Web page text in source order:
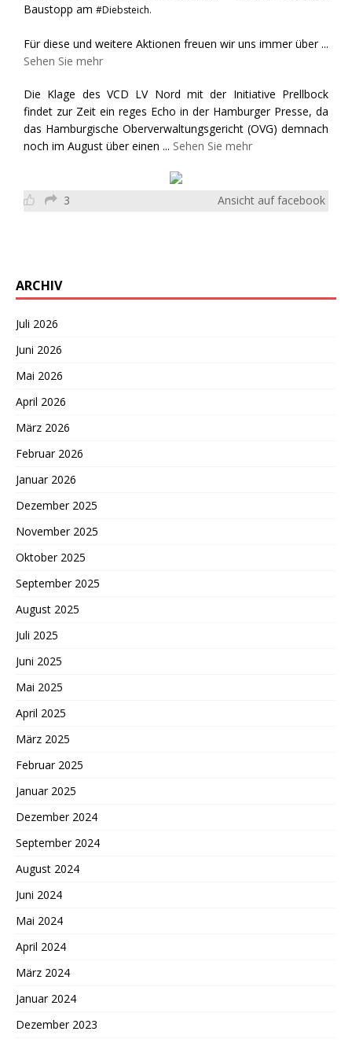
Baustopp am #Diebsteich.
Für diese und weitere Aktionen freuen wir uns immer über ...
Sehen Sie mehr
Die Klage des VCD LV Nord mit der Initiative Prellbock
findet zur Zeit ein reges Echo in der Hamburger Presse, da
das Hamburgische Oberverwaltungsgericht (OVG) demnach
noch im August über einen ... Sehen Sie mehr
3 Ansicht auf facebook
ARCHIV
Juli 2026
Juni 2026
Mai 2026
April 2026
März 2026
Februar 2026
Januar 2026
Dezember 2025
November 2025
Oktober 2025
September 2025
August 2025
Juli 2025
Juni 2025
Mai 2025
April 2025
März 2025
Februar 2025
Januar 2025
Dezember 2024
September 2024
August 2024
Juni 2024
Mai 2024
April 2024
März 2024
Januar 2024
Dezember 2023